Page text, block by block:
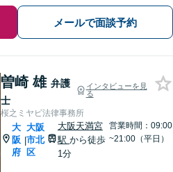
メールで面談予約
曽崎 雄 弁護
士
インタビューを見
る
桜之ミヤビ法律事務所
大
阪
府
|
大阪
市北
区
大阪天満宮
駅 から徒歩
1分
営業時間：09:00
~21:00（平日）